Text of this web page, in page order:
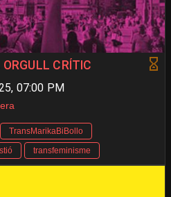
CRÍTIC
07:00 PM
TransMarikaBiBollo
transfeminisme